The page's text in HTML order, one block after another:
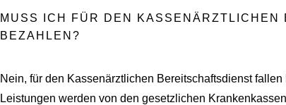
MUSS ICH FÜR DEN KASSENÄRZTLICHEN
BEZAHLEN?
Nein, für den Kassenärztlichen Bereitschaftsdienst
Leistungen werden von den gesetzlichen